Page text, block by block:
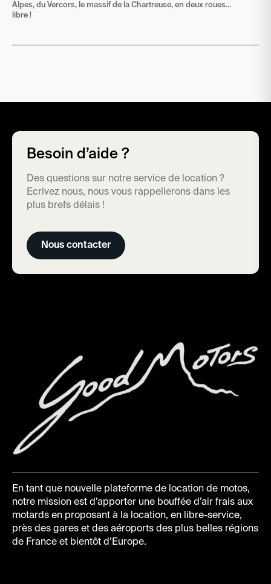
Alpes, du Vercors, le massif de la Chartreuse, en deux roues…
libre !
Besoin d’aide ?
Des questions sur notre service de location ?
Ecrivez nous, nous vous rappellerons dans les
plus brefs délais !
Nous contacter
En tant que nouvelle plateforme de location de motos,
notre mission est d’apporter une bouffée d’air frais aux
motards en proposant à la location, en libre-service,
près des gares et des aéroports des plus belles régions
de France et bientôt d’Europe.